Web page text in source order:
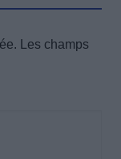
Les champs